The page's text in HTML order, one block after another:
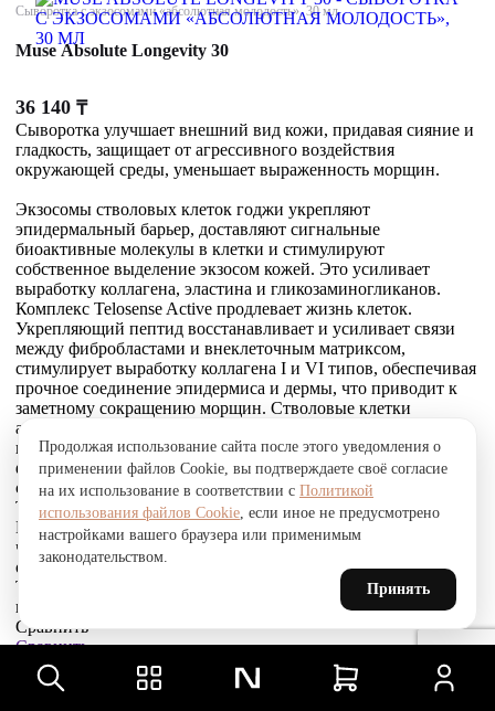
Сыворотка с экзосомами «абсолютная молодость», 30 мл
Muse Absolute Longevity 30
36 140 ₸
Сыворотка улучшает внешний вид кожи, придавая сияние и
гладкость, защищает от агрессивного воздействия
окружающей среды, уменьшает выраженность морщин.
Экзосомы стволовых клеток годжи укрепляют
эпидермальный барьер, доставляют сигнальные
биоактивные молекулы в клетки и стимулируют
собственное выделение экзосом кожей. Это усиливает
выработку коллагена, эластина и гликозаминогликанов.
Комплекс Telosense Active продлевает жизнь клеток.
Укрепляющий пептид восстанавливает и усиливает связи
между фибробластами и внеклеточным матриксом,
стимулирует выработку коллагена I и VI типов, обеспечивая
прочное соединение эпидермиса и дермы, что приводит к
заметному сокращению морщин. Стволовые клетки
альпийской розы защищают, поддерживают и
восстанавливают устойчивость кожи к агрессивным
факторам окружающей среды и преждевременному
старению, улучшают барьерные свойства.
Товар был добавлен
В СРАВНЕНИЕ
чтобы посмотреть список сравнение, добавьте хотя бы ещё
один товар.
Товар был добавлен
в сравнение
Сравнить
Сравнить
Товар был добавлен
в избранное
Перейти в избранное
Для того, чтобы добавить в избранное, выберите тип товара.
Продолжая использование сайта после этого уведомления о
применении файлов Cookie, вы подтверждаете своё согласие
на их использование в соответствии с Политикой
использования файлов Cookie, если иное не предусмотрено
настройками вашего браузера или применимым
законодательством.
Принять